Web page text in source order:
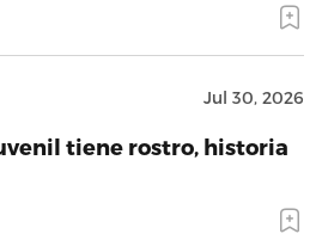
Jul 30, 2026
tiene rostro, historia